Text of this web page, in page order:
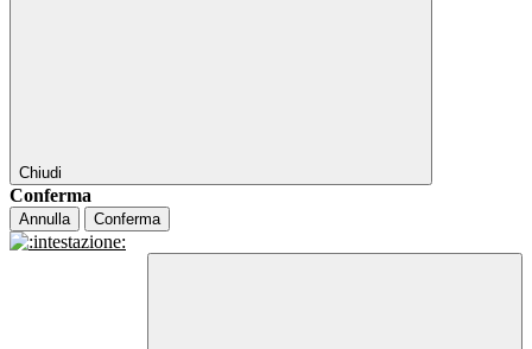
Chiudi
Conferma
Annulla Conferma